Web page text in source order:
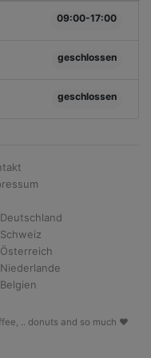
09:00-17:00
geschlossen
geschlossen
Deutschland
Schweiz
Österreich
Niederlande
Belgien
.. donuts and so much ♥